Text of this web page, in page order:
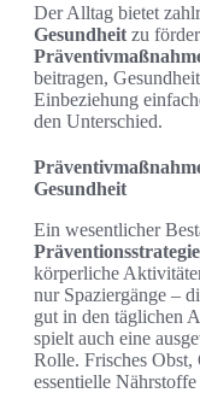
Der Alltag bietet
Gesundheit zu
beitragen,
Einbeziehung
den Unterschied.
Gesundheit
Ein wesentlicher
körperliche
nur Spaziergänge –
gut in den täglichen
spielt auch eine
Rolle. Frisches
essentielle